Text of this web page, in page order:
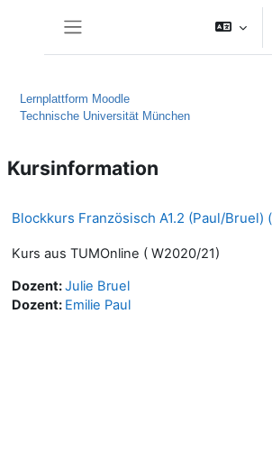
Lernplattform Moodle
Technische Universität München
Kursinformation
Blockkurs Französisch A1.2 (Paul/Bruel)
Kurs aus TUMOnline ( W2020/21)
Dozent:Julie Bruel
Dozent: Emilie Paul